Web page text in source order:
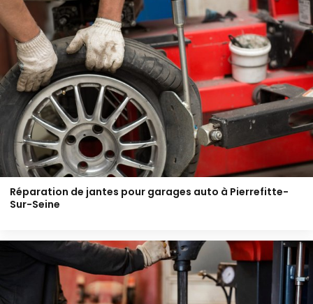
Réparation de jantes pour garages auto à Pierrefitte-
Sur-Seine